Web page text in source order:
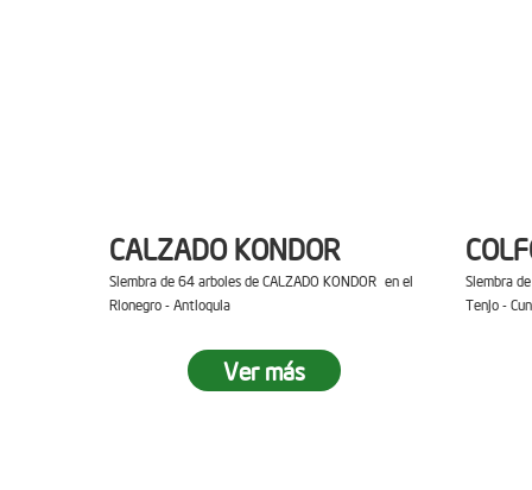
CALZADO KONDOR
Siembra de 64 arboles de CALZADO KONDOR en el
Rionegro - Antioquia
Ver más
Siembra
Tenjo -